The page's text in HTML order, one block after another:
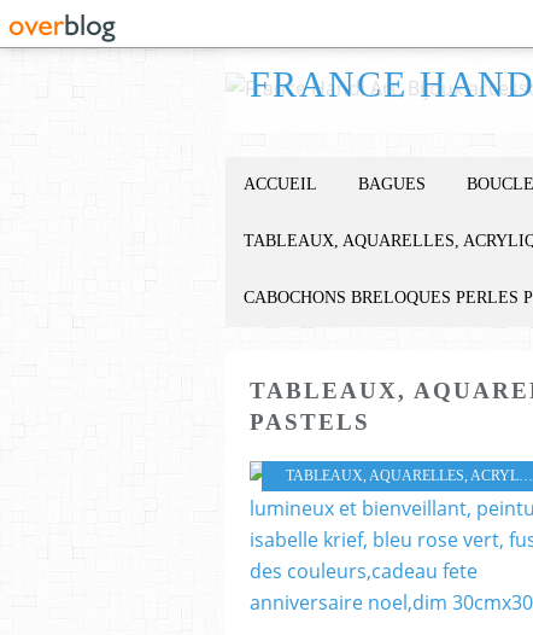
ACCUEIL BAGUES
TABLEAUX, AQUARELLES,
CABOCHONS BRELOQUES PERLES
TABLEAUX,
PASTELS